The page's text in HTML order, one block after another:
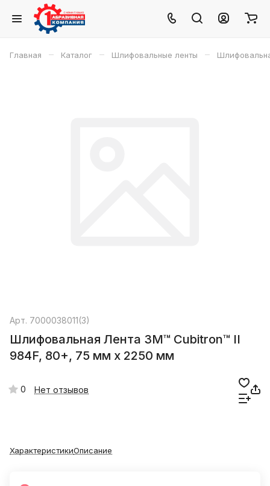
Главная – Каталог – Шлифовальные ленты –
Арт. 7000038011(3)
Шлифовальная Лента 3M™ Cubitron™ II
984F, 80+, 75 мм х 2250 мм
0 Нет отзывов
ХарактеристикиОписание